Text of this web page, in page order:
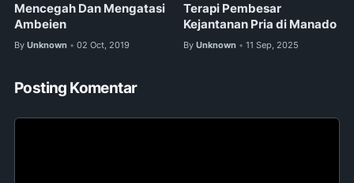
Mencegah Dan Mengatasi
Ambeien
By Unknown • 02 Oct, 2019
Terapi Pembesar
Kejantanan Pria di Manado
By Unknown • 11 Sep, 2025
Posting Komentar